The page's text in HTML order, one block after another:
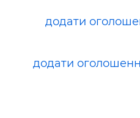
додати
додати